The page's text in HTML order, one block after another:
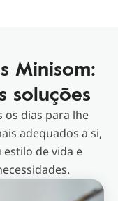
Minisom:
soluções
dias para lhe
adequados a si,
estilo de vida e